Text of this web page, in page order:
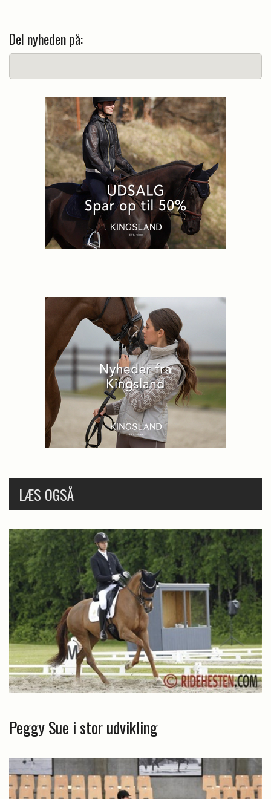
Del nyheden på:
LÆS OGSÅ
Peggy Sue i stor udvikling